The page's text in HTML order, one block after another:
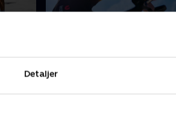
Detaljer
mål
Vinjebo ser frem mod